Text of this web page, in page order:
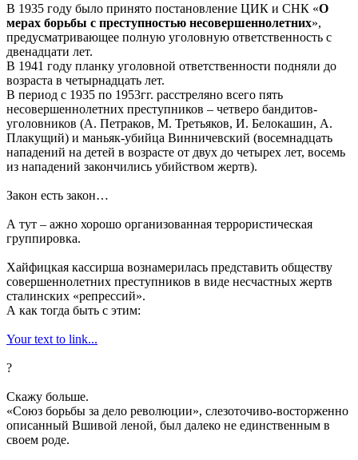
В 1935 году было принято постановление ЦИК и СНК «О
мерах борьбы с преступностью несовершеннолетних»,
предусматривающее полную уголовную ответственность с
двенадцати лет.
В 1941 году планку уголовной ответственности подняли до
возраста в четырнадцать лет.
В период с 1935 по 1953гг. расстреляно всего пять
несовершеннолетних преступников – четверо бандитов-
уголовников (А. Петраков, М. Третьяков, И. Белокашин, А.
Плакущий) и маньяк-убийца Винничевский (восемнадцать
нападений на детей в возрасте от двух до четырех лет, восемь
из нападений закончились убийством жертв).
Закон есть закон…
А тут – ажно хорошо организованная террористическая
группировка.
Хайфицкая кассирша вознамерилась представить обществу
совершеннолетних преступников в виде несчастных жертв
сталинских «репрессий».
А как тогда быть с этим:
Your text to link...
?
Скажу больше.
«Союз борьбы за дело революции», слезоточиво-восторженно
описанный Вшивой леной, был далеко не единственным в
своем роде.